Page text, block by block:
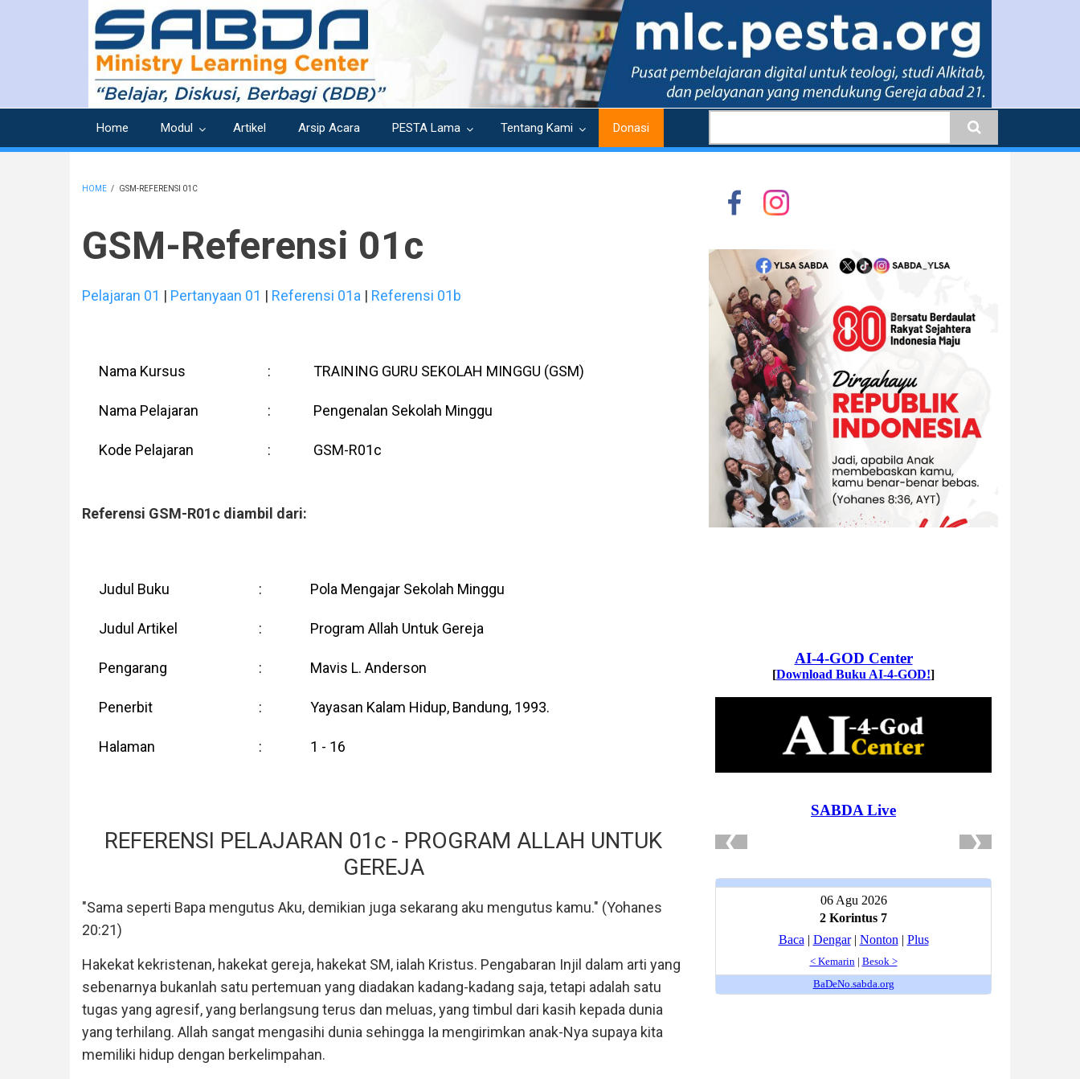
Home Modul Artikel Arsip Acara PESTA Lama Tentang Kami Donasi
HOME / GSM-REFERENSI 01C
GSM-Referensi 01c
Pelajaran 01 | Pertanyaan 01 | Referensi 01a | Referensi 01b
Nama Kursus : TRAINING GURU SEKOLAH MINGGU (GSM)
Nama Pelajaran : Pengenalan Sekolah Minggu
Kode Pelajaran : GSM-R01c
Referensi GSM-R01c diambil dari:
Judul Buku : Pola Mengajar Sekolah Minggu
Judul Artikel : Program Allah Untuk Gereja
Pengarang : Mavis L. Anderson
Penerbit : Yayasan Kalam Hidup, Bandung, 1993.
Halaman : 1 - 16
REFERENSI PELAJARAN 01c - PROGRAM ALLAH UNTUK
GEREJA
"Sama seperti Bapa mengutus Aku, demikian juga sekarang aku mengutus kamu." (Yohanes
20:21)
Hakekat kekristenan, hakekat gereja, hakekat SM, ialah Kristus. Pengabaran Injil dalam arti yang
sebenarnya bukanlah satu pertemuan yang diadakan kadang-kadang saja, tetapi adalah satu
tugas yang agresif, yang berlangsung terus dan meluas, yang timbul dari kasih kepada dunia
yang terhilang. Allah sangat mengasihi dunia sehingga Ia mengirimkan anak-Nya supaya kita
memiliki hidup dengan berkelimpahan.